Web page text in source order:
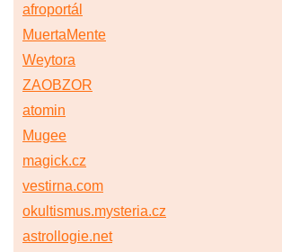
afroportál
MuertaMente
Weytora
ZAOBZOR
atomin
Mugee
magick.cz
vestirna.com
okultismus.mysteria.cz
astrollogie.net